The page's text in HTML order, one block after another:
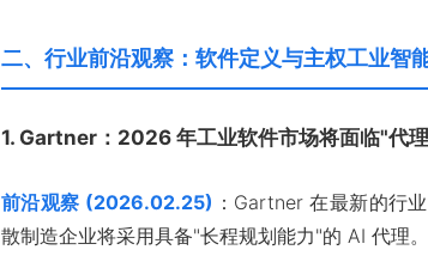
二、行业前沿观察：软件定义与主权工业智
1. Gartner：2026 年工业软件市场将面临"代
前沿观察 (2026.02.25) ：Gartner 在最新的行
散制造企业将采用具备"长程规划能力"的 AI 代理。